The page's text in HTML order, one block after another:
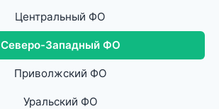
Центральный ФО
Северо-Западный ФО
Приволжский ФО
Уральский ФО